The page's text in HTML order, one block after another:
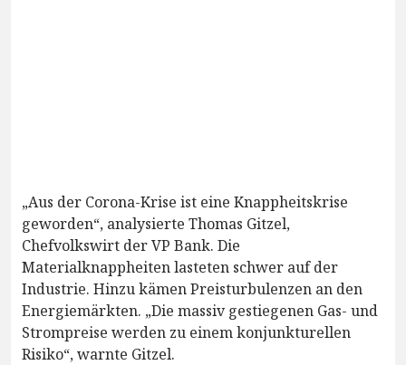
„Aus der Corona-Krise ist eine Knappheitskrise
geworden“, analysierte Thomas Gitzel,
Chefvolkswirt der VP Bank. Die
Materialknappheiten lasteten schwer auf der
Industrie. Hinzu kämen Preisturbulenzen an den
Energiemärkten. „Die massiv gestiegenen Gas- und
Strompreise werden zu einem konjunkturellen
Risiko“, warnte Gitzel.